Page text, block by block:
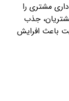
مشتری را
جذب
باعث افرایش